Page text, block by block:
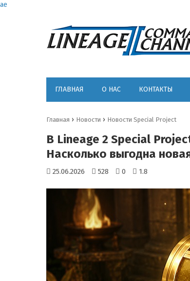
ae
ГЛАВНАЯ О НАС КОНТАКТЫ
Главная › Новости › Новости Special Project
В Lineage 2 Special
Насколько выгодна
25.06.2026 528 0 1.8